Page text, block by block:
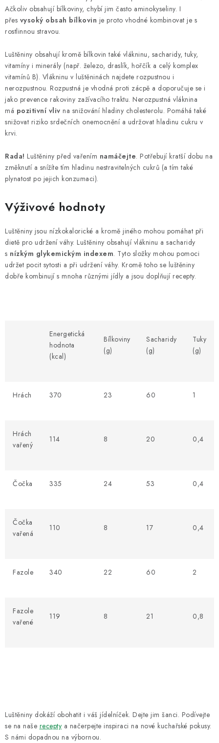
Ačkoliv obsahují bílkoviny, chybí jim často aminokyseliny. I
přes vysoký obsah bílkovin je proto vhodné kombinovat je s
rostlinnou stravou.
Luštěniny obsahují kromě bílkovin také vlákninu, sacharidy, tuky,
vitamíny i minerály (např. železo, draslík, hořčík a celý komplex
vitamínů B). Vlákninu v luštěninách najdete rozpustnou i
nerozpustnou. Rozpustná je vhodná proti zácpě a doporučuje se i
jako prevence rakoviny zažívacího traktu. Nerozpustná vláknina
má pozitivní vliv na snižování hladiny cholesterolu. Pomáhá také
snižovat riziko srdečních onemocnění a udržovat hladinu cukru v
krvi.
Rada! Luštěniny před vařením namáčejte. Potřebují kratší dobu na
změknutí a snížíte tím hladinu nestravitelných cukrů (a tím také
plynatost po jejich konzumaci).
Výživové hodnoty
Luštěniny jsou nízkokalorické a kromě jiného mohou pomáhat při
dietě pro udržení váhy. Luštěniny obsahují vlákninu a sacharidy
s nízkým glykemickým indexem. Tyto složky mohou pomoci
udržet pocit sytosti a při udržení váhy. Kromě toho se luštěniny
dobře kombinují s mnoha různými jídly a jsou doplňují recepty.
Energetická
hodnota
(kcal)
Bílkoviny
(g)
Sacharidy
(g)
Tuky
(g)
Hrách 370 23 60 1
Hrách
vařený
114 8 20 0,4
Čočka 335 24 53 0,4
Čočka
vařená
110 8 17 0,4
Fazole 340 22 60 2
Fazole
vařené
119 8 21 0,8
Luštěniny dokáží obohatit i váš jídelníček. Dejte jim šanci. Podívejte
se na naše recepty a načerpejte inspiraci na nové kuchařské pokusy.
S námi dopadnou na výbornou.